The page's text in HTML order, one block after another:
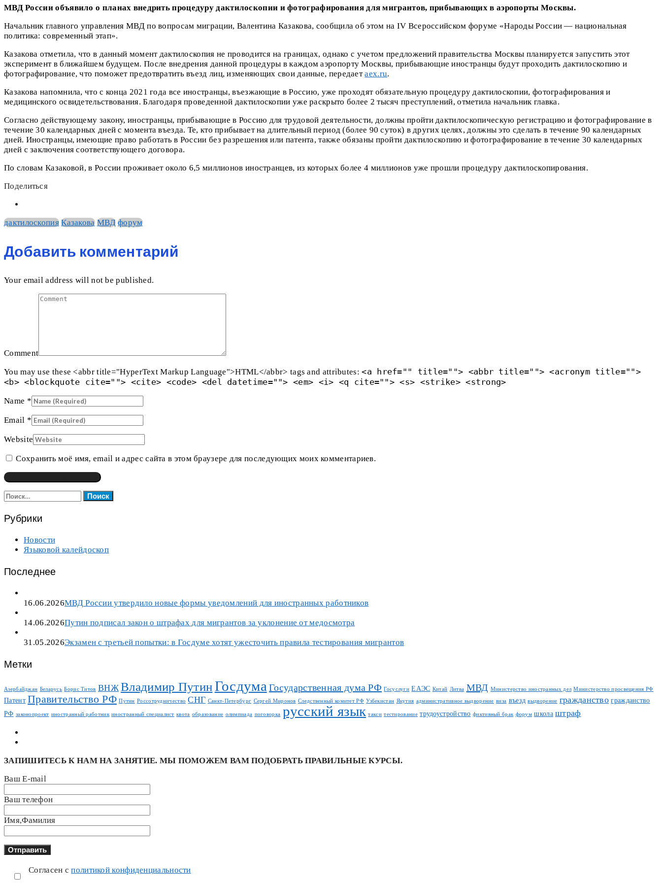
МВД России объявило о планах внедрить процедуру дактилоскопии и фотографирования для мигрантов, прибывающих в аэропорты Москвы.
Начальник главного управления МВД по вопросам миграции, Валентина Казакова, сообщила об этом на IV Всероссийском форуме «Народы России — национальная
политика: современный этап».
Казакова отметила, что в данный момент дактилоскопия не проводится на границах, однако с учетом предложений правительства Москвы планируется запустить этот
эксперимент в ближайшем будущем. После внедрения данной процедуры в каждом аэропорту Москвы, прибывающие иностранцы будут проходить дактилоскопию и
фотографирование, что поможет предотвратить въезд лиц, изменяющих свои данные, передаетaex.ru.
Казакова напомнила, что с конца 2021 года все иностранцы, въезжающие в Россию, уже проходят обязательную процедуру дактилоскопии, фотографирования и
медицинского освидетельствования. Благодаря проведенной дактилоскопии уже раскрыто более 2 тысяч преступлений, отметила начальник главка.
Согласно действующему закону, иностранцы, прибывающие в Россию для трудовой деятельности, должны пройти дактилоскопическую регистрацию и фотографирование в
течение 30 календарных дней с момента въезда. Те, кто прибывает на длительный период (более 90 суток) в других целях, должны это сделать в течение 90 календарных
дней. Иностранцы, имеющие право работать в России без разрешения или патента, также обязаны пройти дактилоскопию и фотографирование в течение 30 календарных
дней с заключения соответствующего договора.
По словам Казаковой, в России проживает около 6,5 миллионов иностранцев, из которых более 4 миллионов уже прошли процедуру дактилоскопирования.
Поделиться
дактилоскопия Казакова МВД форум
Добавить комментарий
Your email address will not be published.
Comment
You may use these <abbr title="HyperText Markup Language">HTML</abbr> tags and attributes:<a href="" title=""> <abbr title=""> <acronym title="">
<b> <blockquote cite=""> <cite> <code> <del datetime=""> <em> <i> <q cite=""> <s> <strike> <strong>
Name *
Email *
Website
Сохранить моё имя, email и адрес сайта в этом браузере для последующих моих комментариев.
Найти:
Рубрики
Новости
Языковой калейдоскоп
Последнее
16.06.2026МВД России утвердило новые формы уведомлений для иностранных работников
14.06.2026Путин подписал закон о штрафах для мигрантов за уклонение от медосмотра
31.05.2026Экзамен с третьей попытки: в Госдуме хотят ужесточить правила тестирования мигрантов
Метки
Азербайджан Беларусь Борис Титов ВНЖ Владимир ПутинГосдума Государственная дума РФ Госуслуги ЕАЭС Китай Литва МВД Министерство иностранных дел Министерство просвещения РФ
Патент Правительство РФ Путин Россотрудничество СНГ Санкт-Петербург Сергей Миронов Следственный комитет РФ Узбекистан Якутия административное выдворение виза въезд выдворение гражданство гражданство
РФ законопроект иностранный работник иностранный специалист квота образование олимпиада поговорка русский язык такси тестирование трудоустройство фиктивный брак форум школа штраф
ЗАПИШИТЕСЬ К НАМ НА ЗАНЯТИЕ. МЫ ПОМОЖЕМ ВАМ ПОДОБРАТЬ ПРАВИЛЬНЫЕ КУРСЫ.
Ваш E-mail
Ваш телефон
Имя,Фамилия
Согласен сполитикой конфиденциальности